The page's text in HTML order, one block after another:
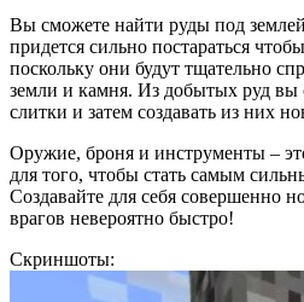
Вы сможете найти руды под
придется сильно постараться
поскольку они будут тщательно
земли и камня. Из добытых руд вы
слитки и затем создавать из них
Оружие, броня и инструменты –
для того, чтобы стать самым
Создавайте для себя совершенно
врагов невероятно быстро!
Скриншоты: